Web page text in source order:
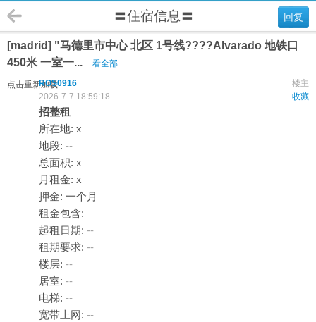
回复
〓住宿信息〓
[madrid] "马德里市中心 北区 1号线????Alvarado 地铁口
450米 一室一...
看全部
点击重新加载 楼主
ROS0916
收藏
2026-7-7 18:59:18
招整租
所在地: x
地段: --
总面积: x
月租金: x
押金: 一个月
租金包含:
起租日期: --
租期要求: --
楼层: --
居室: --
电梯: --
宽带上网: --